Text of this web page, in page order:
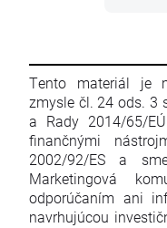
Tento materiál je
zmysle čl. 24 ods. 3
a Rady 2014/65/
finančnými
2002/92/ES a
Marketingová
odporúčaním ani
navrhujúcou